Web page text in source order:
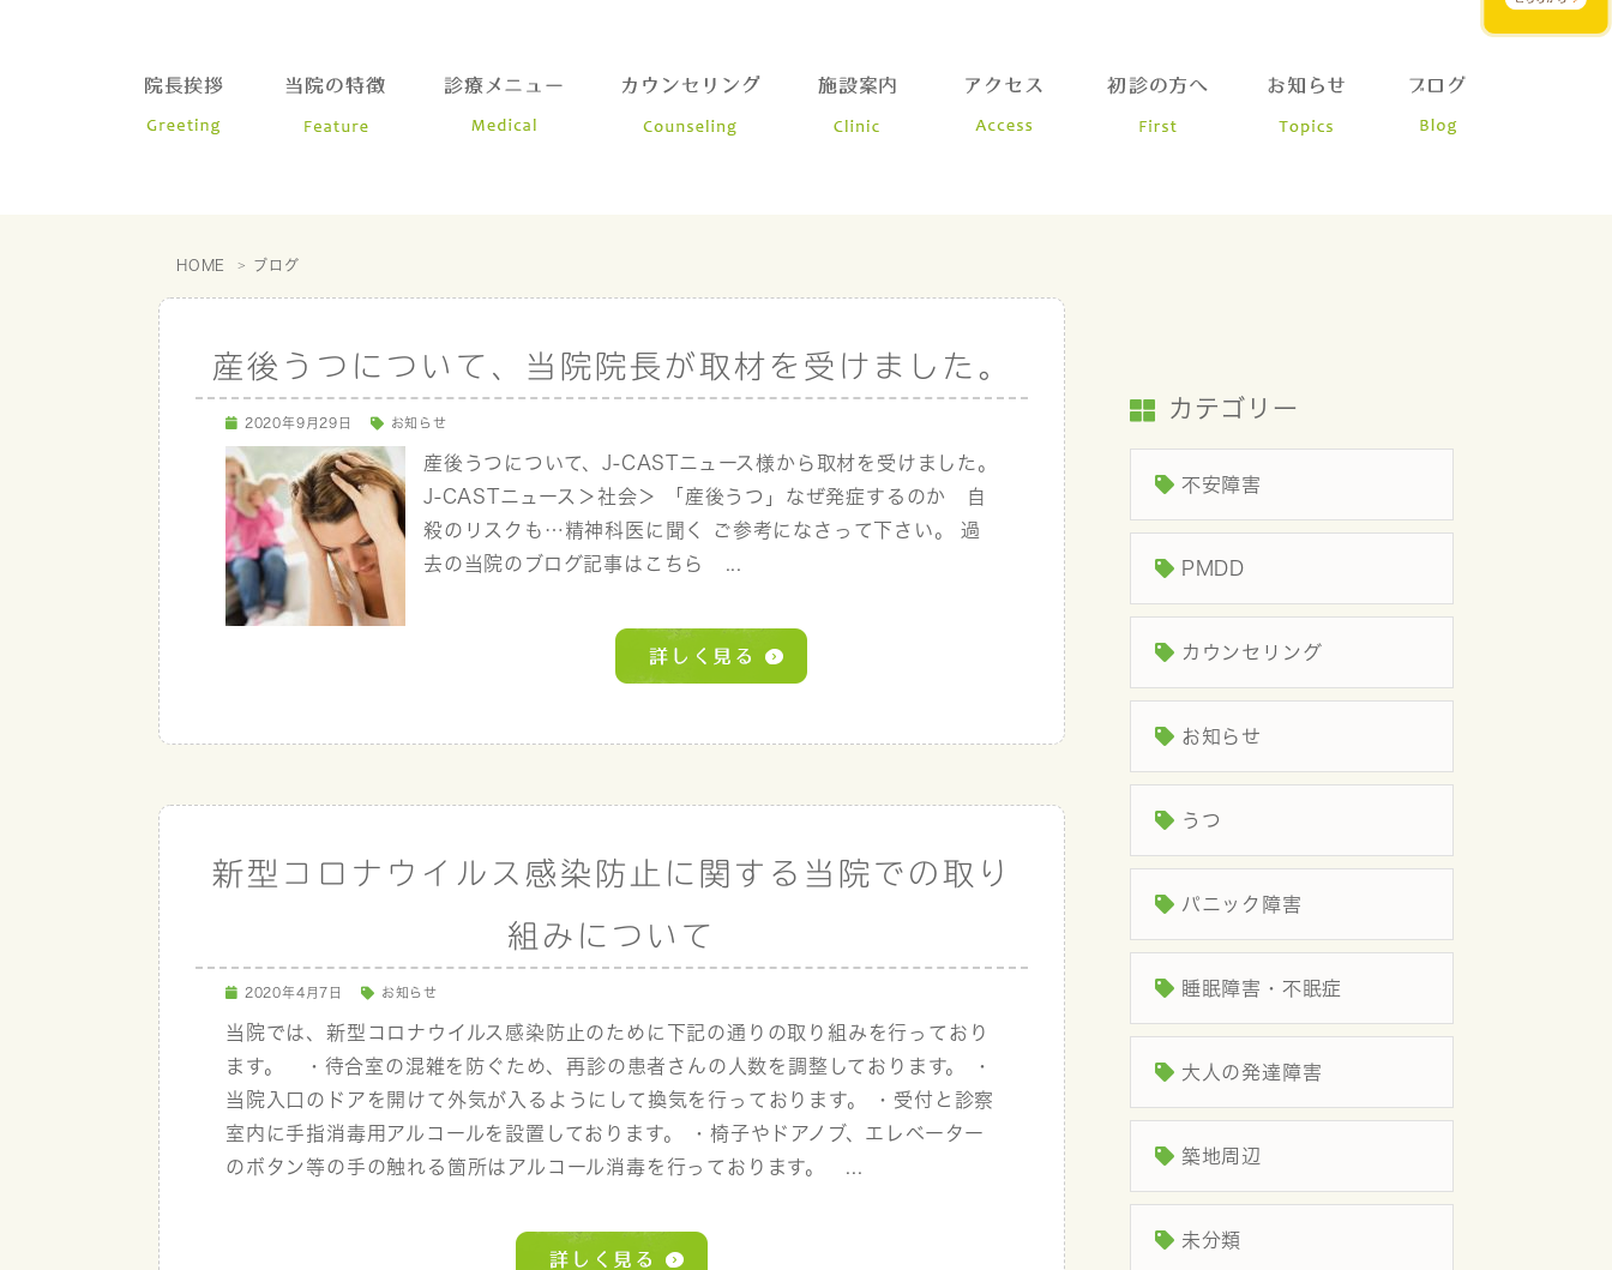
HOME ブログ
産後うつについて、当院院長が取材を受けました。
2020年9月29日 お知らせ
産後うつについて、J-CASTニュース様から取材を受けました。
J-CASTニュース＞社会＞ 「産後うつ」なぜ発症するのか 自
殺のリスクも…精神科医に聞く ご参考になさって下さい。 過
去の当院のブログ記事はこちら ...
新型コロナウイルス感染防止に関する当院での取り
組みについて
2020年4月7日 お知らせ
当院では、新型コロナウイルス感染防止のために下記の通りの取り組みを行っており
ます。 ・待合室の混雑を防ぐため、再診の患者さんの人数を調整しております。 ・
当院入口のドアを開けて外気が入るようにして換気を行っております。 ・受付と診察
室内に手指消毒用アルコールを設置しております。 ・椅子やドアノブ、エレベーター
のボタン等の手の触れる箇所はアルコール消毒を行っております。 ...
カテゴリー
不安障害
PMDD
カウンセリング
お知らせ
うつ
パニック障害
睡眠障害・不眠症
大人の発達障害
築地周辺
未分類